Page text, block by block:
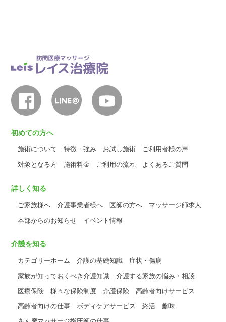
初めての方へ
施術について 特徴・強み お試し施術
ご利用者様の声
対象となる方
施術料金 ご利用の流れ よくあるご質問
詳しく知る
ご家族様へ 介護事業者様へ 医師の方へ
マッサージ師求人
本部からのお知らせ
イベント情報
介護を知る
カテゴリーホーム 介護の基礎知識
症状・傷病
家族が知っておくべき介護知識
介護する家族の悩み・相談
医療保険
様々な保険制度 介護保険
高齢者向けサービス
高齢者向けの仕事
ボディケアサービス 終活
趣味